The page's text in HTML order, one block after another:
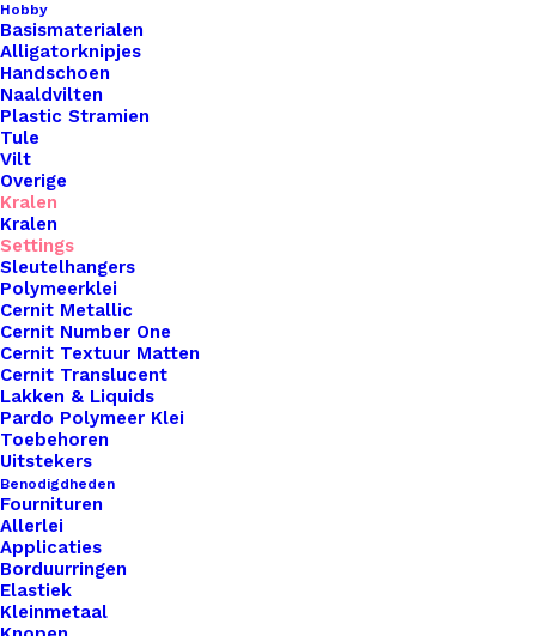
Hobby
Basismaterialen
Alligatorknipjes
Handschoen
Naaldvilten
Plastic Stramien
Tule
Vilt
Overige
Kralen
Kralen
Settings
Sleutelhangers
Polymeerklei
Cernit Metallic
Cernit Number One
Cernit Textuur Matten
Cernit Translucent
Lakken & Liquids
Pardo Polymeer Klei
Toebehoren
Uitstekers
Benodigdheden
Fournituren
Allerlei
Applicaties
Borduurringen
Elastiek
Kleinmetaal
€0,35